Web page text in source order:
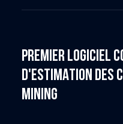
Premier logiciel
d'estimation des
mining